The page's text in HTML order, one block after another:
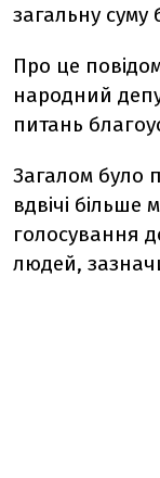
загальну суму
Про це
народний
питань
Загалом було
вдвічі більше
голосування
людей,